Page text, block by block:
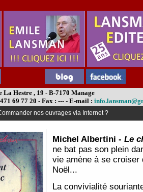
La Hestre , 19 - B-7170 Manage
69 77 20 - Fax : --- - E-mail :
nos ouvrages via Internet ?
Michel Albertini - Le
ne bat pas son plein
vie amène à se croiser
Noël...
La convivialité